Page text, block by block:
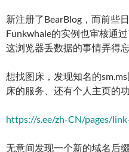
新注册了BearBlog，而前些
Funkwhale的实例也审核通
这浏览器丢数据的事情弄得忘
想找图床，发现知名的
床的服务、还有个人主页的功
https://s.ee/zh-CN/pages/
无意间发现一个新的域名后